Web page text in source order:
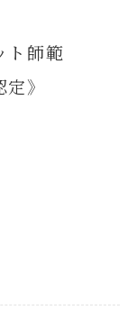
ト師範
》